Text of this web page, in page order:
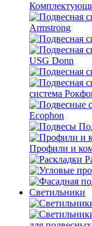
Armstrong
USG Donn
система
Ecophon
Профили и
Светильники